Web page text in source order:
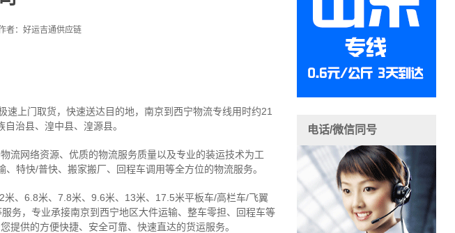
者：好运吉通供应链
速上门取货，快速送达目的地，南京到西宁物流专线用时约21
治县、湟中县、湟源县。
流网络资源、优质的物流服务质量以及专业的装运技术为工
、特快/普快、搬家搬厂、回程车调用等全方位的物流服务。
、6.8米、7.8米、9.6米、13米、17.5米平板车/高栏车/飞翼
务， 专业承接南京到西宁地区大件运输、整车零担、回程车等
提供的方便快捷、安全可靠、快速直达的货运服务。
电话/微信同号